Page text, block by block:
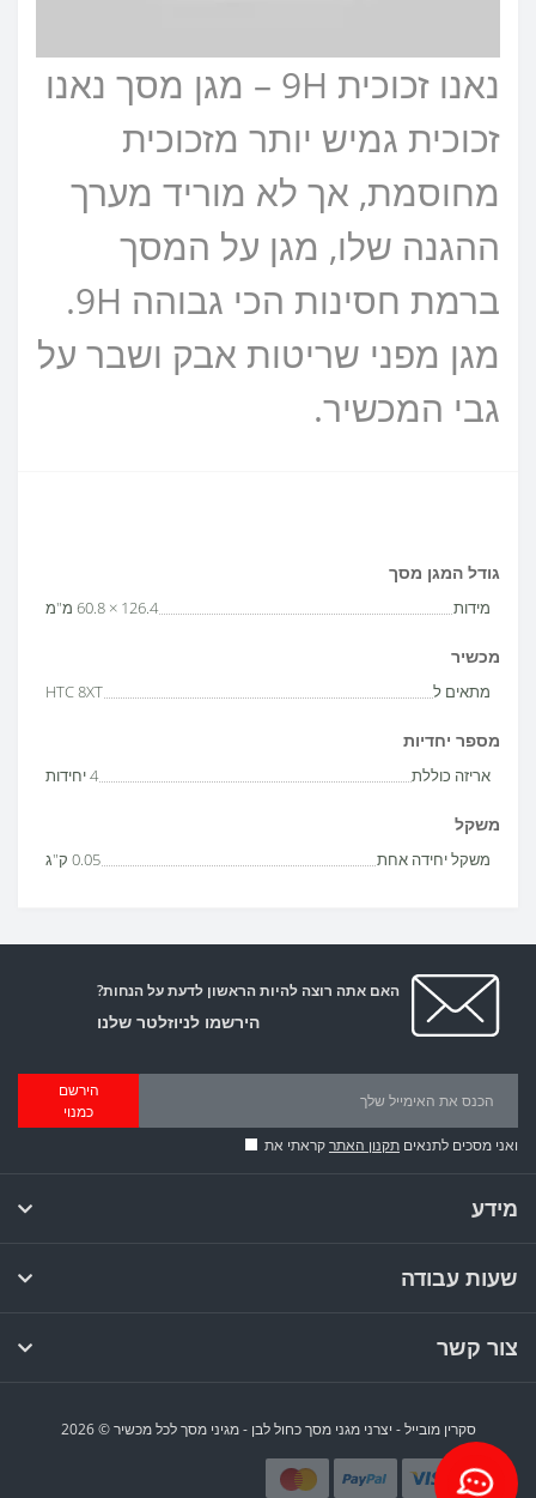
נאנו זכוכית 9H – מגן מסך נאנו
זכוכית גמיש יותר מזכוכית
מחוסמת, אך לא מוריד מערך
ההגנה שלו, מגן על המסך
ברמת חסינות הכי גבוהה 9H.
מגן מפני שריטות אבק ושבר על
גבי המכשיר.
גודל המגן מסך
מידות 126.4 × 60.8 מ"מ
מכשיר
מתאים ל HTC 8XT
מספר יחדיות
אריזה כוללת 4 יחידות
משקל
משקל יחידה אחת 0.05 ק"ג
האם אתה רוצה להיות הראשון לדעת על הנחות?
הירשמו לניוזלטר שלנו
הירשם
כמנוי
ואני מסכים לתנאים תקנון האתרקראתי את
מידע
שעות עבודה
צור קשר
סקרין מובייל - יצרני מגני מסך כחול לבן - מגיני מסך לכל מכשיר © 2026